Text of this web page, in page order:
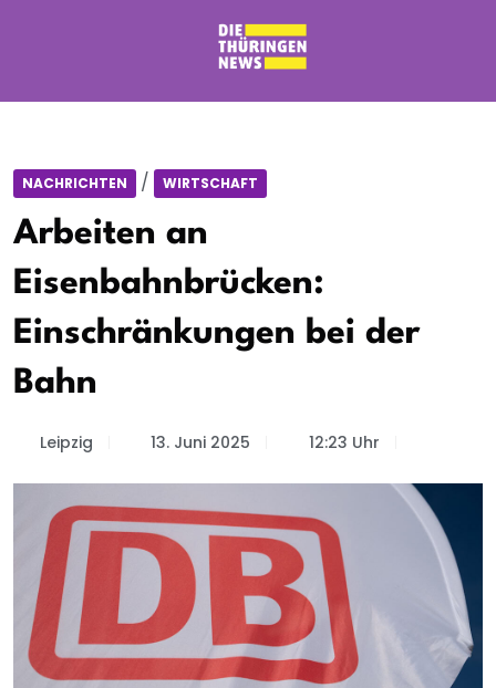
NACHRICHTEN / WIRTSCHAFT
Arbeiten an
Eisenbahnbrücken:
Einschränkungen bei der
Bahn
Leipzig 13. Juni 2025 12:23 Uhr